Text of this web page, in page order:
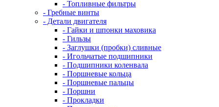
- Топливные фильтры
- Гребные винты
- Детали двигателя
- Гайки и шпонки маховика
- Гильзы
- Заглушки (пробки) сливные
- Игольчатые подшипники
- Подшипники коленвала
- Поршневые кольца
- Поршневые пальцы
- Поршни
- Прокладки